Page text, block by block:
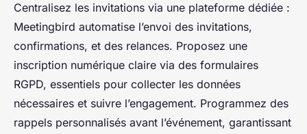
Centralisez les invitations via une plateforme dédiée :
Meetingbird automatise l’envoi des invitations,
confirmations, et des relances. Proposez une
inscription numérique claire via des formulaires
RGPD, essentiels pour collecter les données
nécessaires et suivre l’engagement. Programmez des
rappels personnalisés avant l’événement, garantissant